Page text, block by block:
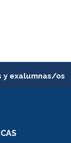
y exalumnas/os
de notas